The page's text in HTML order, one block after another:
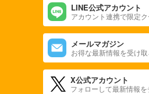
LINE公式アカウント
アカウント連携で限定ク
メールマガジン
お得な最新情報を受け取
X公式アカウント
フォローして最新情報を